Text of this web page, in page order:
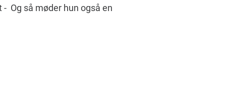
Og så møder hun også en